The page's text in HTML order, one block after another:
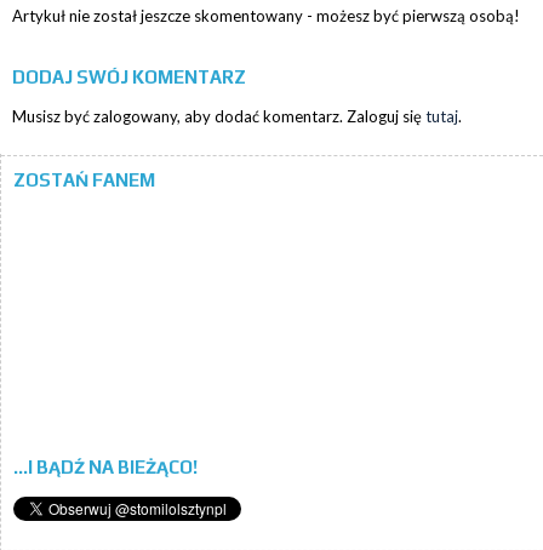
Artykuł nie został jeszcze skomentowany - możesz być pierwszą osobą!
DODAJ SWÓJ KOMENTARZ
Musisz być zalogowany, aby dodać komentarz. Zaloguj siętutaj.
ZOSTAŃ FANEM
...I BĄDŹ NA BIEŻĄCO!